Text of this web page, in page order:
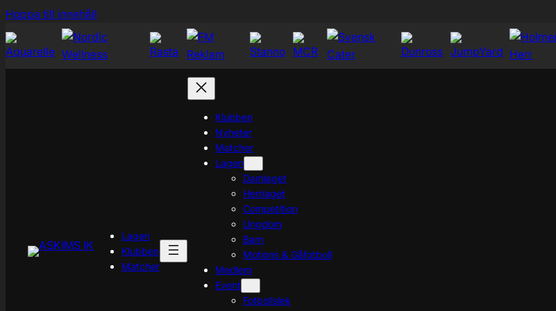
Hoppa till innehåll
till
Lagen
Klubben
Matcher
Klubben
Nyheter
Matcher
Lagen
Damlaget
Herrlaget
Competition
Ungdom
Barn
Motions & Gåfotboll
Medlem
Event
Fotbollslek